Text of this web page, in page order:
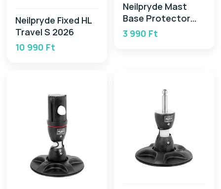
Neilpryde Fixed HL
Travel S 2026
10 990 Ft
Neilpryde Mast
Base Protector
2026
3 990 Ft